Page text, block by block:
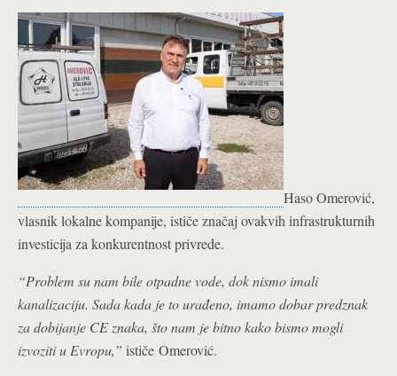
Haso Omerović,
vlasnik lokalne kompanije, ističe značaj ovakvih infrastrukturnih
investicija za konkurentnost privrede.
“Problem su nam bile otpadne vode, dok nismo imali
kanalizaciju. Sada kada je to urađeno, imamo dobar predznak
za dobijanje CE znaka, što nam je bitno kako bismo mogli
izvoziti u Evropu,” ističe Omerović.